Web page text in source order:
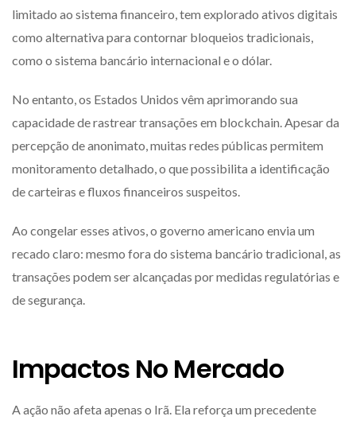
limitado ao sistema financeiro, tem explorado ativos digitais
como alternativa para contornar bloqueios tradicionais,
como o sistema bancário internacional e o dólar.
No entanto, os Estados Unidos vêm aprimorando sua
capacidade de rastrear transações em blockchain. Apesar da
percepção de anonimato, muitas redes públicas permitem
monitoramento detalhado, o que possibilita a identificação
de carteiras e fluxos financeiros suspeitos.
Ao congelar esses ativos, o governo americano envia um
recado claro: mesmo fora do sistema bancário tradicional, as
transações podem ser alcançadas por medidas regulatórias e
de segurança.
Impactos No Mercado
A ação não afeta apenas o Irã. Ela reforça um precedente